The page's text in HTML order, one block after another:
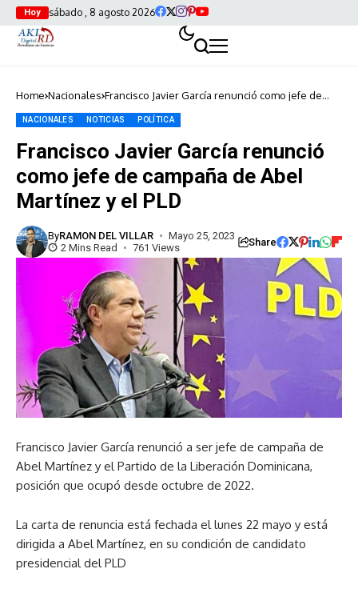
Hoy sábado , 8 agosto 2026
Home Nacionales Francisco Javier García renunció como jefe de
NACIONALES NOTICIAS POLÍTICA
Francisco Javier García renunció
como jefe de campaña de Abel
Martínez y el PLD
ByRAMON DEL VILLAR
Mayo 25, 2023
2 Mins Read
761 Views Share
Francisco Javier García renunció a ser jefe de campaña de
Abel Martínez y el Partido de la Liberación Dominicana,
posición que ocupó desde octubre de 2022.
La carta de renuncia está fechada el lunes 22 mayo y está
dirigida a Abel Martínez, en su condición de candidato
presidencial del PLD